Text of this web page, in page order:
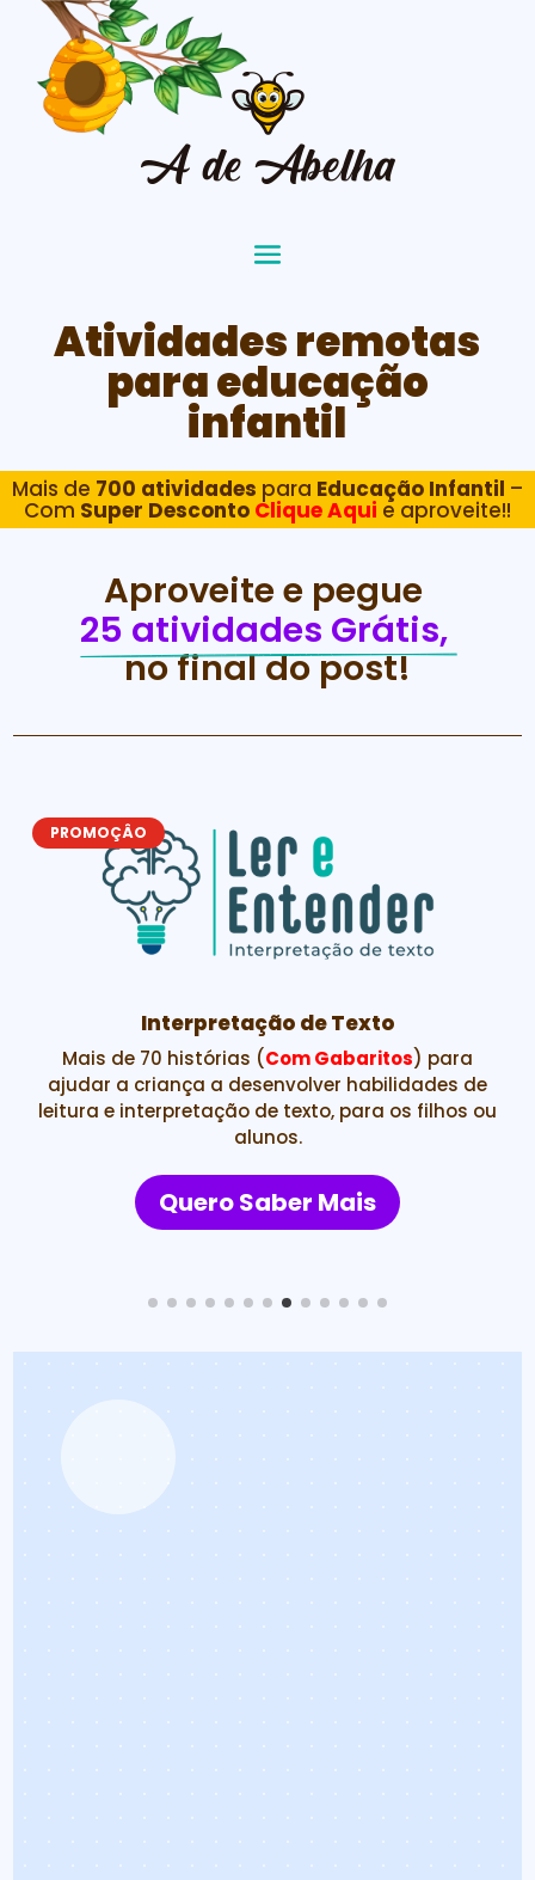
Atividades remotas
para educação
infantil
Mais de 700 atividades para Educação Infantil –
Com Super Desconto Clique Aqui e aproveite!!
Aproveite e pegue
25 atividades Grátis,
no final do post!
PROMOÇÂO
Interpretação de Texto
Mais de 70 histórias (Com Gabaritos) para
ajudar a criança a desenvolver habilidades de
leitura e interpretação de texto, para os filhos ou
alunos.
Quero Saber Mais